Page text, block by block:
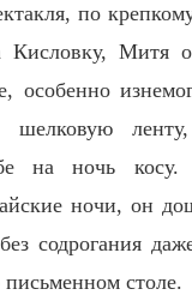
по
Митя
особенно
на ночь
ночи, он
содрогания
столе.